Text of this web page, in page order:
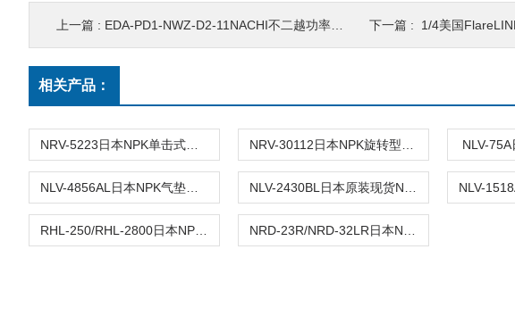
上一篇 : EDA-PD1-NWZ-D2-11NACHI不二越功率放大器 下一篇 : 1/4美国
相关产品：
NLV-